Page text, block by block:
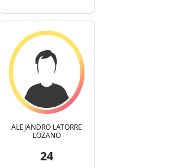
ALEJANDRO LATORRE
LOZANO
24